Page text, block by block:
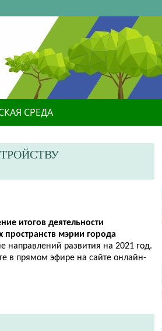
СРЕДА
итогов деятельности
пространств мэрии города
направлений развития на 2021 год.
в прямом эфире на сайте онлайн-